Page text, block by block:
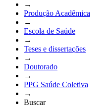
→
Produção Acadêmica
→
Escola de Saúde
→
Teses e dissertações
→
Doutorado
→
PPG Saúde Coletiva
→
Buscar